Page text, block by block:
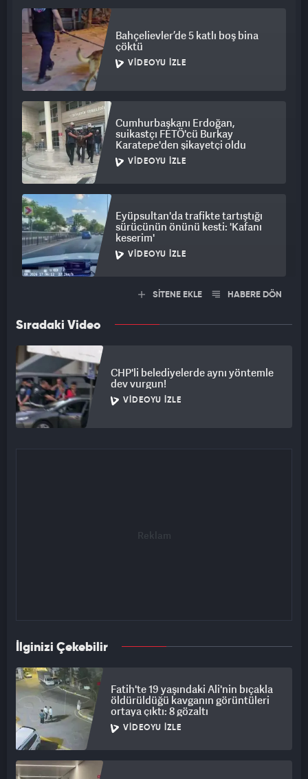
Bahçelievler’de 5 katlı boş bina
çöktü
VIDEOYU İZLE
Cumhurbaşkanı Erdoğan,
suikastçı FETÖ'cü Burkay
Karatepe'den şikayetçi oldu
VIDEOYU İZLE
Eyüpsultan'da trafikte tartıştığı
sürücünün önünü kesti: 'Kafanı
keserim'
VIDEOYU İZLE
SİTENE EKLE HABERE DÖN
Sıradaki Video
CHP'li belediyelerde aynı yöntemle
dev vurgun!
VIDEOYU İZLE
İlginizi Çekebilir
Fatih'te 19 yaşındaki Ali'nin bıçakla
öldürüldüğü kavganın görüntüleri
ortaya çıktı: 8 gözaltı
VIDEOYU İZLE